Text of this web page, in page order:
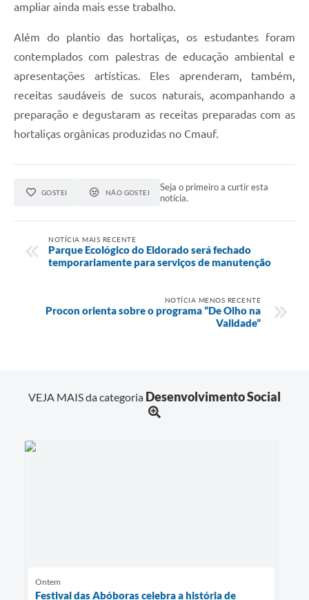
ampliar ainda mais esse trabalho.
Além do plantio das hortaliças, os estudantes foram
contemplados com palestras de educação ambiental e
apresentações artísticas. Eles aprenderam, também,
receitas saudáveis de sucos naturais, acompanhando a
preparação e degustaram as receitas preparadas com as
hortaliças orgânicas produzidas no Cmauf.
GOSTEI NÃO GOSTEI
Seja o primeiro a curtir esta
notícia.
NOTÍCIA MAIS RECENTE
Parque Ecológico do Eldorado será fechado
temporariamente para serviços de manutenção
NOTÍCIA MENOS RECENTE
Procon orienta sobre o programa “De Olho na
Validade”
VEJA MAIS da categoria Desenvolvimento Social
Ontem
Festival das Abóboras celebra a história de